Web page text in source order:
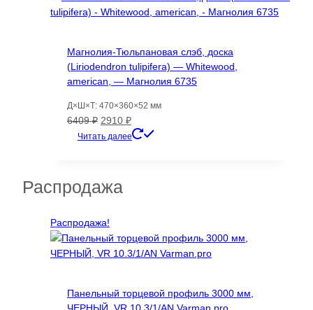
Магнолия-Тюльпановая слэб, доска
(Liriodendron tulipifera) — Whitewood,
american, — Магнолия 6735
Д×Ш×Т: 470×360×52 мм
6409₽ Первоначальная
цена
2910 ₽Текущая
цена:
Читать далее
Распродажа
Распродажа!
Панельный торцевой профиль 3000 мм,